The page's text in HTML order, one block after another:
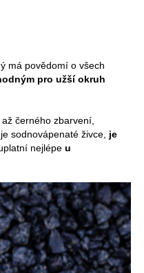
má povědomí o všech
pro užší okruh
černého zbarvení,
sodnovápenaté živce, je
nejlépe u